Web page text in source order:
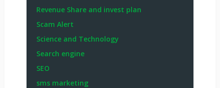
Revenue Share and invest plan
Scam Alert
Science and Technology
Search engine
SEO
sms marketing